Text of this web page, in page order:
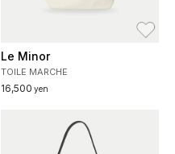
Le Minor
TOILE MARCHE
16,500 yen